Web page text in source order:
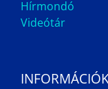
Hírmondó
Videótár